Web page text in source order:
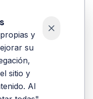
y
su
sitio y
Al